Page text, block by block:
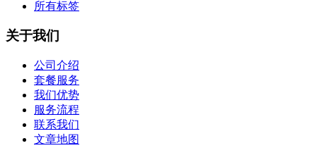
所有标签
关于我们
公司介绍
套餐服务
我们优势
服务流程
联系我们
文章地图